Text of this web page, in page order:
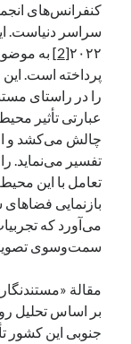
جست‌وجو
کنفرانس‌های
۲۰۲۲[2]
به
پرداخته است.
را در راستای
عبارتی تأثیر
چالش می‌کشد و
تفسیر می‌نماید.
تعامل با این
بازنمایی
می‌آورد که
سمت‌وسوی
مقالة
بر اساس تحلیل
جنوبی این کشور